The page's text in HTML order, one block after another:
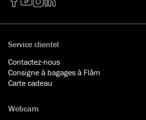
Service clientel
Contactez-nous
Consigne à bagages à Flåm
Carte cadeau
Webcam